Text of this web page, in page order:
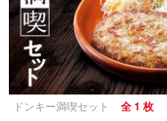
ドンキー満喫セット 全 1 枚